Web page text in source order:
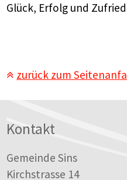
Glück, Erfolg und
zurück zum
Kontakt
Gemeinde Sins
Kirchstrasse 14